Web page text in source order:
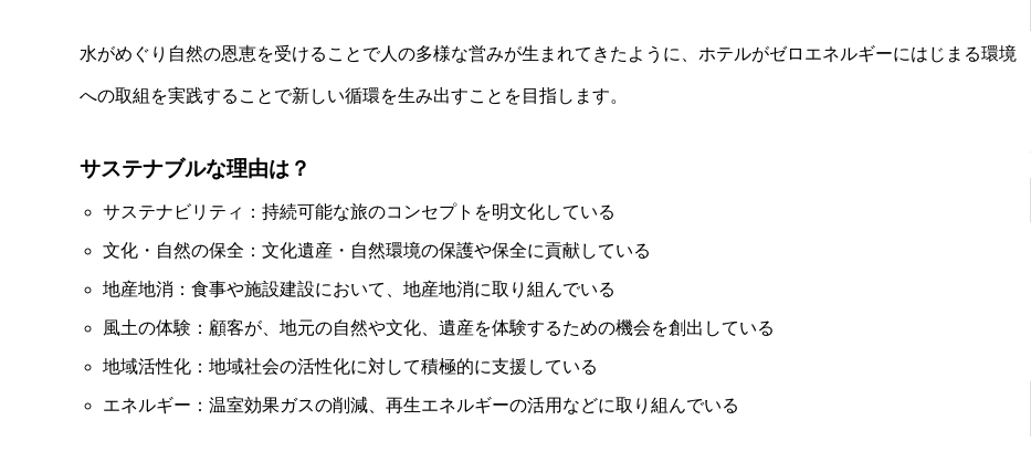
水がめぐり自然の恩恵を受けることで人の多様な営みが生まれてきたように、ホテルがゼロエネルギーにはじまる環境
への取組を実践することで新しい循環を生み出すことを目指します。
サステナブルな理由は？
サステナビリティ：持続可能な旅のコンセプトを明文化している
文化・自然の保全：文化遺産・自然環境の保護や保全に貢献している
地産地消：食事や施設建設において、地産地消に取り組んでいる
風土の体験：顧客が、地元の自然や文化、遺産を体験するための機会を創出している
地域活性化：地域社会の活性化に対して積極的に支援している
エネルギー：温室効果ガスの削減、再生エネルギーの活用などに取り組んでいる